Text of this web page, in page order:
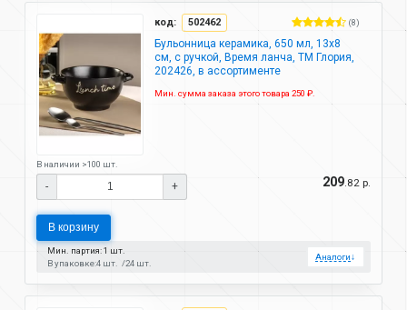
код: 502462 (8)
Бульонница керамика, 650 мл, 13х8
см, с ручкой, Время ланча, ТМ Глория,
202426, в ассортименте
Мин. сумма заказа этого товара 250 ₽.
В наличии >100 шт.
- + 209.82 р.
В корзину
Мин. партия: 1 шт.
В упаковке:4 шт. 24 шт.
Аналоги↓